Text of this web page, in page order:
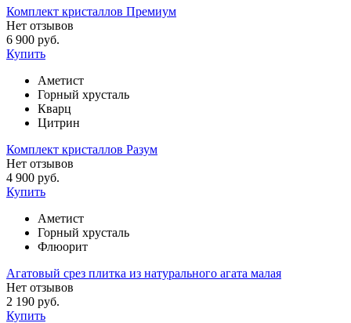
Комплект кристаллов Премиум
Нет отзывов
6 900 руб.
Купить
Аметист
Горный хрусталь
Кварц
Цитрин
Комплект кристаллов Разум
Нет отзывов
4 900 руб.
Купить
Аметист
Горный хрусталь
Флюорит
Агатовый срез плитка из натурального агата малая
Нет отзывов
2 190 руб.
Купить